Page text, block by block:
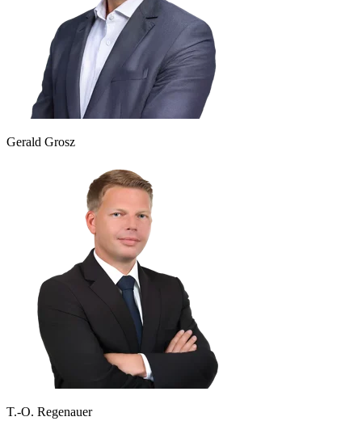
Gerald Grosz
T.-O. Regenauer